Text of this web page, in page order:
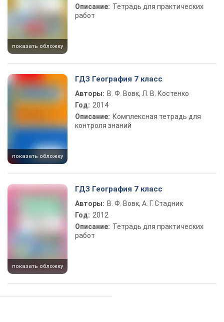
показать обложку
Описание: Тетрадь для практических
работ
показать обложку
ГДЗ География 7 класс
Авторы: В. Ф. Вовк, Л. В. Костенко
Год: 2014
Описание: Комплексная тетрадь для
контроля знаний
показать обложку
ГДЗ География 7 класс
Авторы: В. Ф. Вовк, А. Г. Стадник
Год: 2012
Описание: Тетрадь для практических
работ